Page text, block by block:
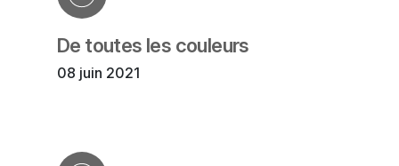
De toutes les couleurs
08 juin 2021